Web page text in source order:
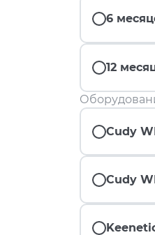
6
12
Cudy
Cudy